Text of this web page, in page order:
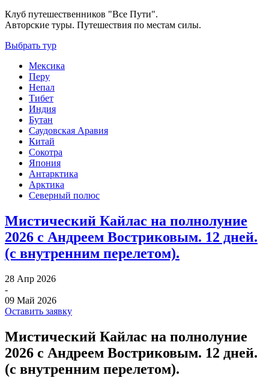
Клуб путешественников "Все Пути".
Авторские туры. Путешествия по местам силы.
Выбрать тур
Мексика
Перу
Непал
Тибет
Индия
Бутан
Саудовская Аравия
Китай
Сокотра
Япония
Антарктика
Арктика
Северный полюс
Мистический Кайлас на полнолуние
2026 c Андреем Востриковым. 12 дней.
(с внутренним перелетом).
28 Апр 2026
-
09 Май 2026
Оставить заявку
Мистический Кайлас на полнолуние
2026 c Андреем Востриковым. 12 дней.
(с внутренним перелетом).